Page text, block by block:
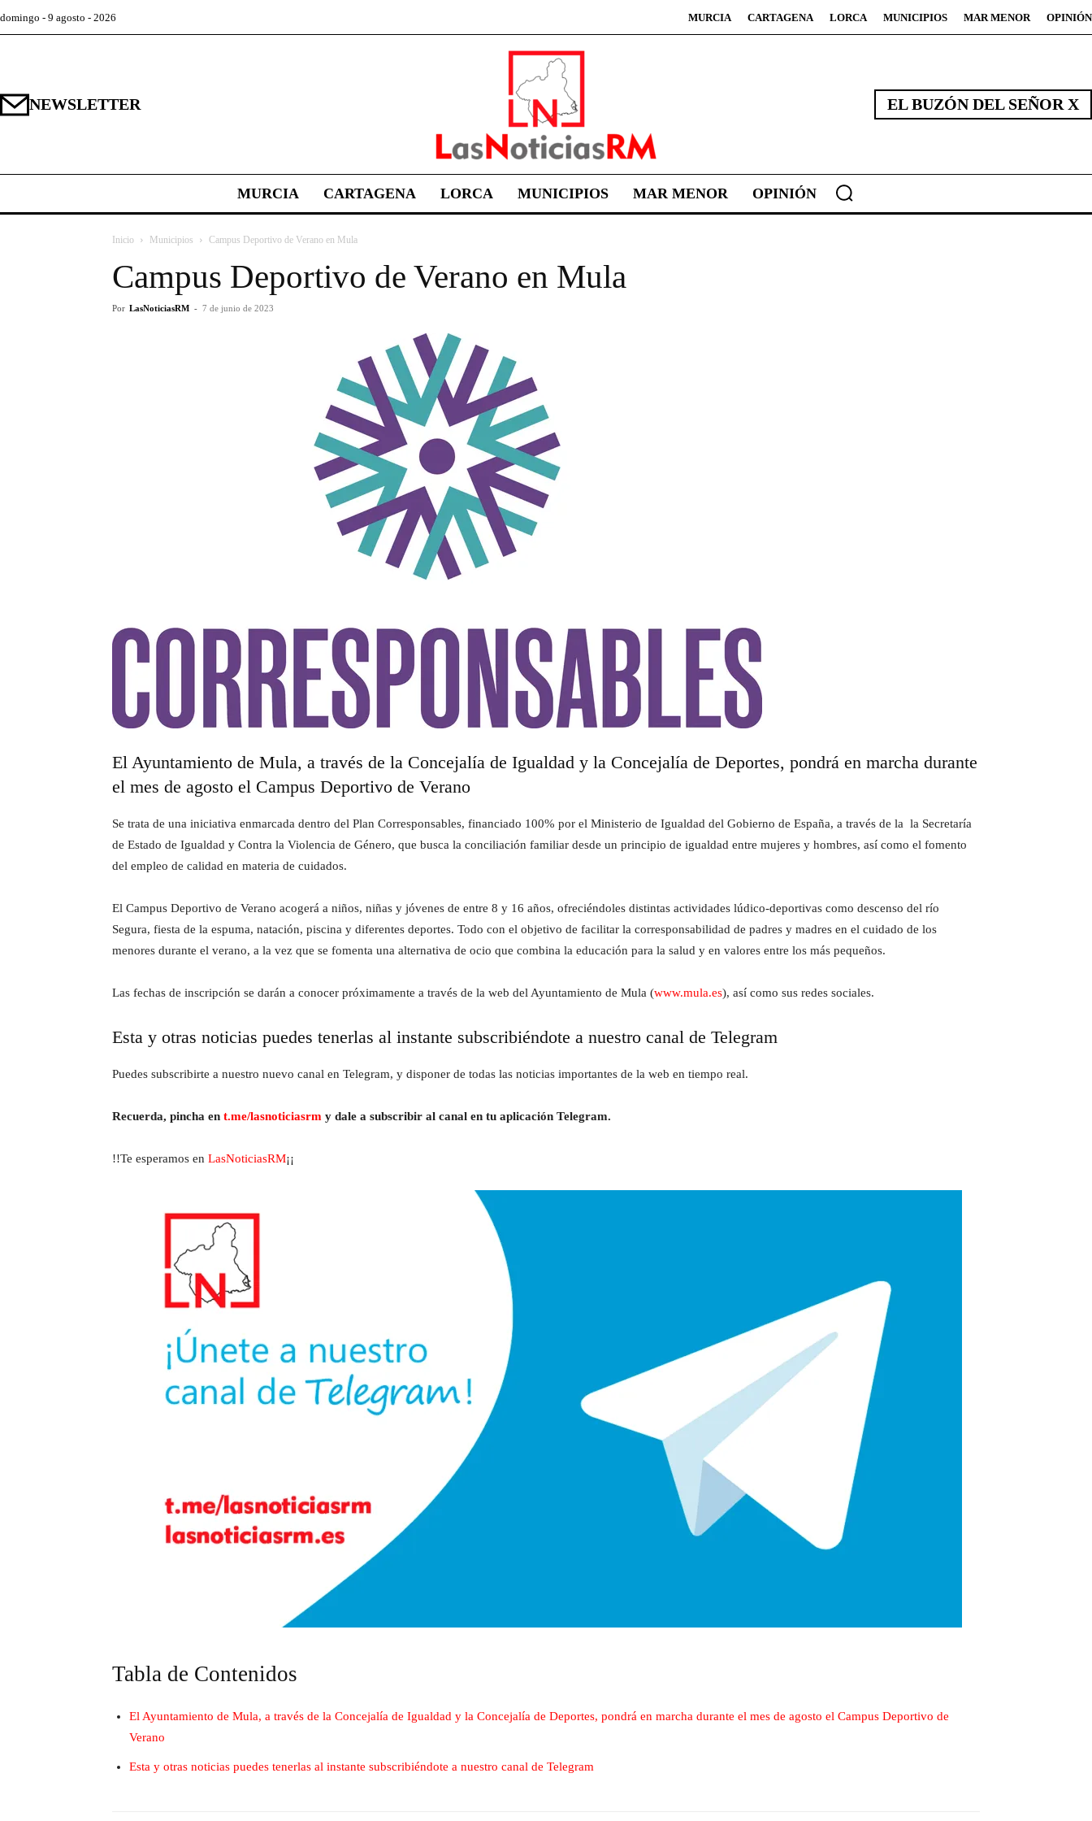
domingo - 9 agosto - 2026 MURCIA CARTAGENA LORCA MUNICIPIOS MAR MENOR OPINIÓN
NEWSLETTER EL BUZÓN DEL SEÑOR X
MURCIA CARTAGENA LORCA MUNICIPIOS MAR MENOR OPINIÓN
Inicio Municipios Campus Deportivo de Verano en Mula
Campus Deportivo de Verano en Mula
Por LasNoticiasRM - 7 de junio de 2023
El Ayuntamiento de Mula, a través de la Concejalía de Igualdad y la Concejalía de Deportes, pondrá en marcha durante
el mes de agosto el Campus Deportivo de Verano
Se trata de una iniciativa enmarcada dentro del Plan Corresponsables, financiado 100% por el Ministerio de Igualdad del Gobierno de España, a través de la la Secretaría
de Estado de Igualdad y Contra la Violencia de Género, que busca la conciliación familiar desde un principio de igualdad entre mujeres y hombres, así como el fomento
del empleo de calidad en materia de cuidados.
El Campus Deportivo de Verano acogerá a niños, niñas y jóvenes de entre 8 y 16 años, ofreciéndoles distintas actividades lúdico-deportivas como descenso del río
Segura, fiesta de la espuma, natación, piscina y diferentes deportes. Todo con el objetivo de facilitar la corresponsabilidad de padres y madres en el cuidado de los
menores durante el verano, a la vez que se fomenta una alternativa de ocio que combina la educación para la salud y en valores entre los más pequeños.
Las fechas de inscripción se darán a conocer próximamente a través de la web del Ayuntamiento de Mula (www.mula.es), así como sus redes sociales.
Esta y otras noticias puedes tenerlas al instante subscribiéndote a nuestro canal de Telegram
Puedes subscribirte a nuestro nuevo canal en Telegram, y disponer de todas las noticias importantes de la web en tiempo real.
Recuerda, pincha en t.me/lasnoticiasrm y dale a subscribir al canal en tu aplicación Telegram.
!!Te esperamos en LasNoticiasRM¡¡
Tabla de Contenidos
El Ayuntamiento de Mula, a través de la Concejalía de Igualdad y la Concejalía de Deportes, pondrá en marcha durante el mes de agosto el Campus Deportivo de
Verano
Esta y otras noticias puedes tenerlas al instante subscribiéndote a nuestro canal de Telegram